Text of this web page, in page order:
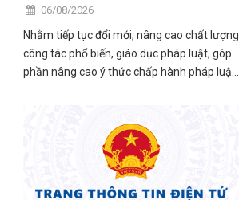
06/08/2026
Nhằm tiếp tục đổi mới, nâng cao chất lượng
công tác phổ biến, giáo dục pháp luật, góp
phần nâng cao ý thức chấp hành pháp luật
ở cơ sở, ngày 05/8, UBND xã Mỹ Hòa Hưng
tổ chức Hội nghị phổ biến, giáo dục pháp
luật đợt 1 năm 2026.